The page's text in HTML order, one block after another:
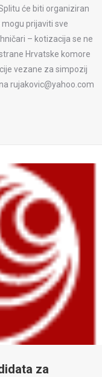
će biti organiziran
mogu prijaviti sve
– kotizacija se ne
Hrvatske komore
vezane za simpozij
rujakovic@yahoo.com
za